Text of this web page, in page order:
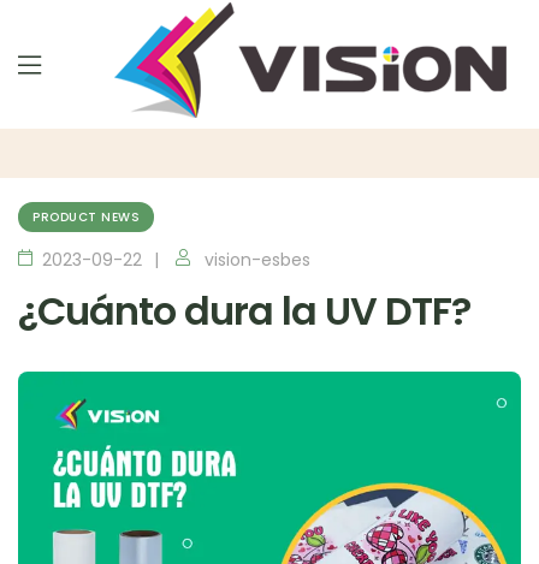
PRODUCT NEWS
2023-09-22 vision-esbes
¿Cuánto dura la UV DTF?